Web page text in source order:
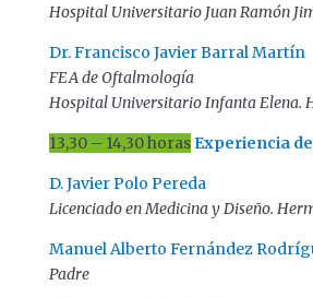
Hospital Universitario Juan Ramón
Dr. Francisco Javier Barral Martín
FEA de Oftalmología
Hospital Universitario Infanta Elena.
13,30 – 14,30 horasExperiencia
D. Javier Polo Pereda
Licenciado en Medicina y Diseño.
Manuel Alberto Fernández
Padre